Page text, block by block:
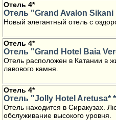
Отель 4*
Отель "Grand Avalon Sikani
Новый элегантный отель с
Отель 4*
Отель "Grand Hotel Baia
Отель расположен в Катании в
лавового камня.
Отель 4*
Отель "Jolly Hotel Aretusa*
Отель находится в Сиракузах.
обслуживание высокого уровня.